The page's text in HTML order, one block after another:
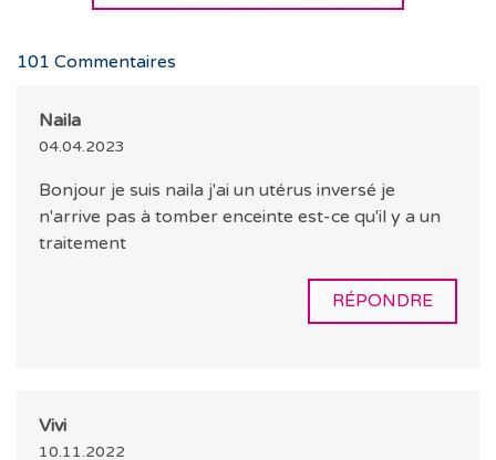
101 Commentaires
Naila
04.04.2023
Bonjour je suis naila j'ai un utérus inversé je
n'arrive pas à tomber enceinte est-ce qu'il y a un
traitement
RÉPONDRE
Vivi
10.11.2022